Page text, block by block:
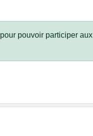
pour pouvoir participer aux